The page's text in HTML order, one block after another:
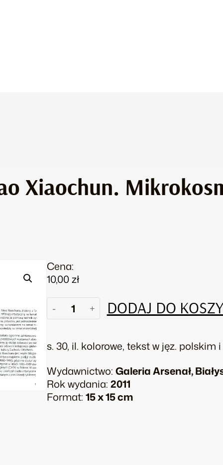
Xiaochun.
Cena:
10,00zł
-
Miao
Mikrokosmos
+ DODAJ DO
s. 30, il. kolorowe, tekst w jęz.
Wydawnictwo: Galeria Arsenał,
Rok wydania: 2011
Format: 15 x 15 cm